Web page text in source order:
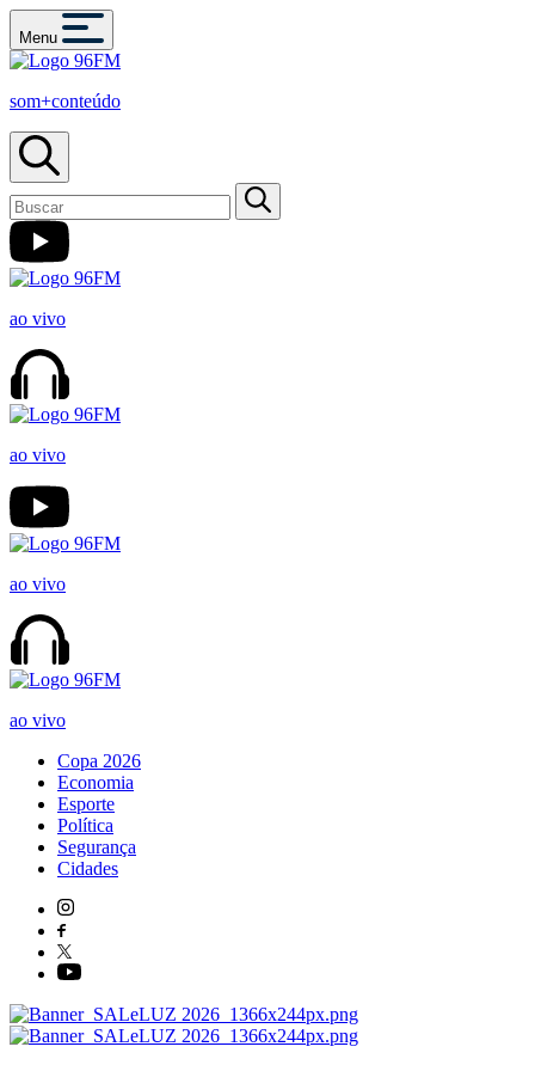
Menu
som+conteúdo
ao vivo
ao vivo
ao vivo
ao vivo
Copa 2026
Economia
Esporte
Política
Segurança
Cidades